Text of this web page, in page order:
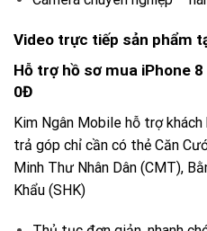
Video trực tiếp sản phẩm
Hỗ trợ hồ sơ mua iPhone
0Đ
Kim Ngân Mobile hỗ trợ
trả góp chỉ cần có thẻ Căn
Minh Thư Nhân Dân (CMT),
Khẩu (SHK)